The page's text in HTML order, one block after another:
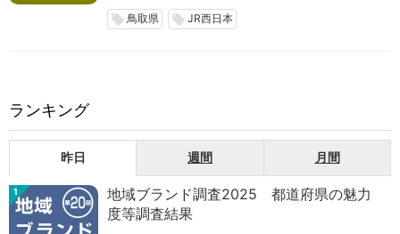
local_offer 鳥取県 local_offer JR西日本
ランキング
昨日 週間 月間
1
地域ブランド調査2025 都道府県の魅力
度等調査結果